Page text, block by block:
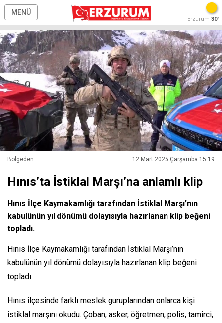
MENÜ
Erzurum 30°
Bölgeden 12 Mart 2025 Çarşamba 15:19
Hınıs’ta İstiklal Marşı’na anlamlı klip
Hınıs İlçe Kaymakamlığı tarafından İstiklal Marşı’nın
kabulünün yıl dönümü dolayısıyla hazırlanan klip beğeni
topladı.
Hınıs İlçe Kaymakamlığı tarafından İstiklal Marşı’nın
kabulünün yıl dönümü dolayısıyla hazırlanan klip beğeni
topladı.
Hınıs ilçesinde farklı meslek guruplarından onlarca kişi
istiklal marşını okudu. Çoban, asker, öğretmen, polis, tamirci,